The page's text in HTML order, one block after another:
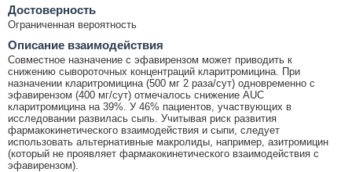
Достоверность
Ограниченная вероятность
Описание взаимодействия
Совместное назначение с эфавирензом может приводить к
снижению сывороточных концентраций кларитромицина. При
назначении кларитромицина (500 мг 2 раза/сут) одновременно с
эфавирензом (400 мг/сут) отмечалось снижение AUC
кларитромицина на 39%. У 46% пациентов, участвующих в
исследовании развилась сыпь. Учитывая риск развития
фармакокинетического взаимодействия и сыпи, следует
использовать альтернативные макролиды, например, азитромицин
(который не проявляет фармакокинетического взаимодействия с
эфавирензом).